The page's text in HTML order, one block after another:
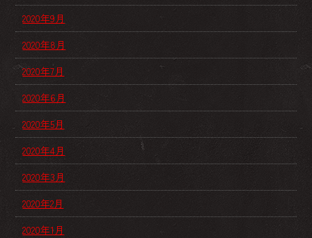
2020年9月
2020年8月
2020年7月
2020年6月
2020年5月
2020年4月
2020年3月
2020年2月
2020年1月